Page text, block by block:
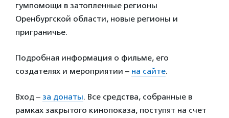
гумпомощи в затопленные регионы
Оренбургской области, новые регионы и
приграничье.
Подробная информация о фильме, его
создателях и мероприятии – на сайте.
Вход – за донаты. Все средства, собранные в
рамках закрытого кинопоказа, поступят на счет